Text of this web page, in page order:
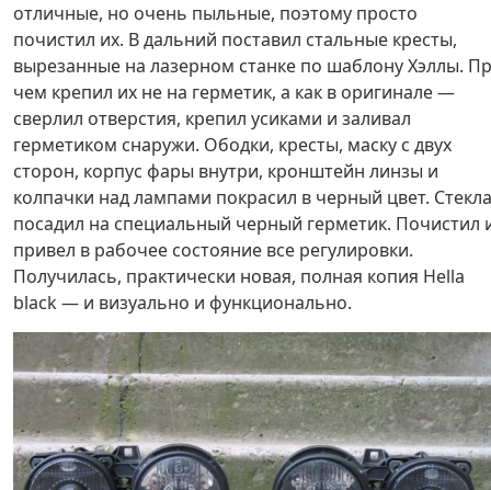
отличные, но очень пыльные, поэтому просто
почистил их. В дальний поставил стальные кресты,
вырезанные на лазерном станке по шаблону Хэллы.
чем крепил их не на герметик, а как в оригинале —
сверлил отверстия, крепил усиками и заливал
герметиком снаружи. Ободки, кресты, маску с двух
сторон, корпус фары внутри, кронштейн линзы и
колпачки над лампами покрасил в черный цвет. Стекла
посадил на специальный черный герметик. Почистил
привел в рабочее состояние все регулировки.
Получилась, практически новая, полная копия Hella
black — и визуально и функционально.